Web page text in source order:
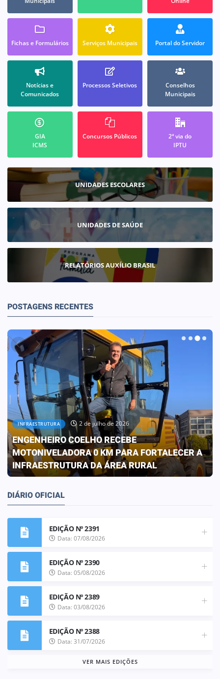
Fichas e Formulários Serviços Municipais Portal do Servidor
Notícias e
Comunicados
Processos Seletivos
Conselhos
Municipais
GIA
ICMS
Concursos Públicos
2ª via do
IPTU
UNIDADES ESCOLARES
UNIDADES DE SAÚDE
RELATÓRIOS AUXÍLIO BRASIL
POSTAGENS RECENTES
OBRAS 30 de junho de 2026
PREFEITURA CONCLUI OBRA QUE
TRANSFORMA A REALIDADE DA ESCOLA ELIZA
FRANCO DE OLIVEIRA
DIÁRIO OFICIAL
EDIÇÃO Nº 2391
Data: 07/08/2026
EDIÇÃO Nº 2390
Data: 05/08/2026
EDIÇÃO Nº 2389
Data: 03/08/2026
EDIÇÃO Nº 2388
Data: 31/07/2026
VER MAIS EDIÇÕES